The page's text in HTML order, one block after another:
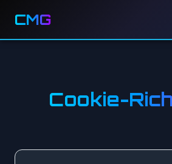
CMG
Cookie-